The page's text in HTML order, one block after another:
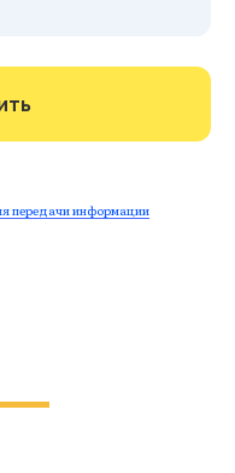
передачи информации